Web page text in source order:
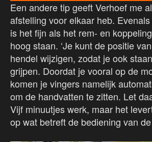
Een andere tip geeft Verhoef me
afstelling voor elkaar heb.
is het fijn als het rem- en
hoog staan. ‘Je kunt de positie
hendel wijzigen, zodat je ook
grijpen. Doordat je vooral op de
komen je vingers namelijk
om de handvatten te zitten. Let
Vijf minuutjes werk, maar het
op wat betreft de bediening van de